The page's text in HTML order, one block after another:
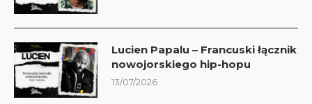
Lucien Papalu – Francuski łącznik
nowojorskiego hip-hopu
13/07/2026